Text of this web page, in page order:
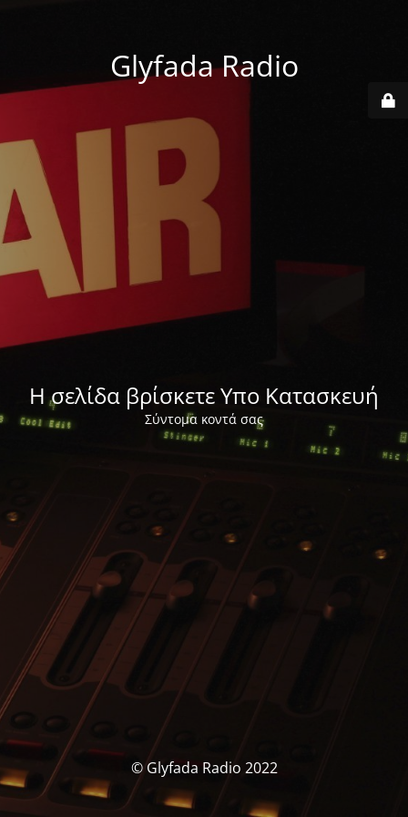
Glyfada Radio
Η σελίδα βρίσκετε Υπο Κατασκευή
Σύντομα κοντά σας
© Glyfada Radio 2022